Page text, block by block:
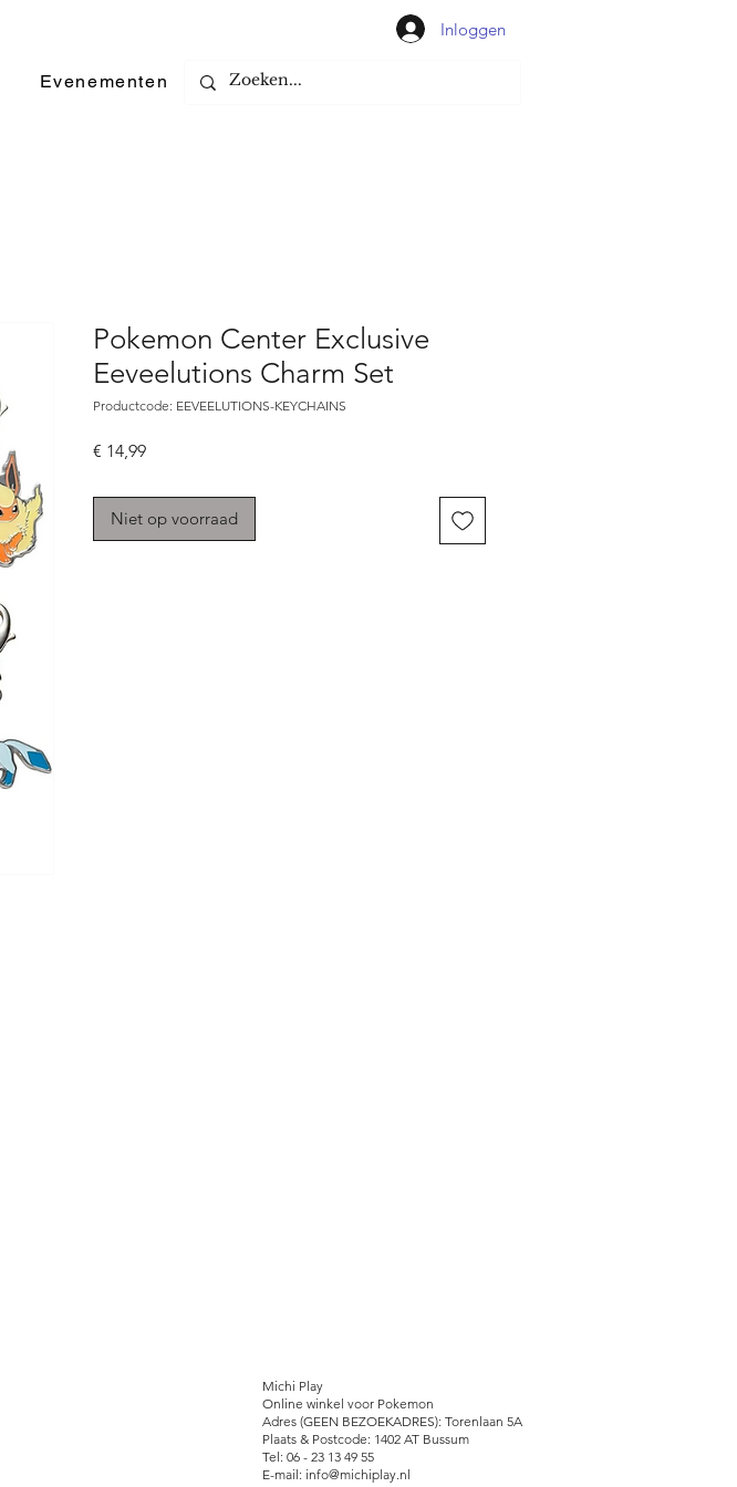
Inloggen
Evenementen
Pokemon Center Exclusive
Eeveelutions Charm Set
Productcode: EEVEELUTIONS-KEYCHAINS
€ 14,99Prijs
Niet op voorraad
Michi Play
Online winkel voor Pokemon
Adres (GEEN BEZOEKADRES): Torenlaan 5A
Plaats & Postcode: 1402 AT Bussum
Tel: 06 - 23 13 49 55
E-mail: info@michiplay.nl